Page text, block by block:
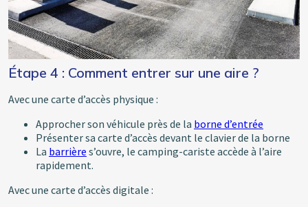
Étape 4 : Comment entrer sur une aire ?
Avec une carte d’accès physique :
Approcher son véhicule près de la borne d’entrée
Présenter sa carte d’accès devant le clavier de la borne
La barrière s’ouvre, le camping-cariste accède à l’aire
rapidement.
Avec une carte d’accès digitale :